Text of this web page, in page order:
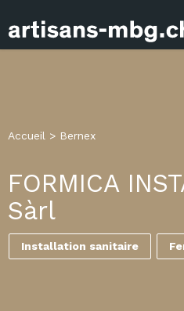
Accueil > Bernex
FORMICA
Sàrl
Installation sanitaire